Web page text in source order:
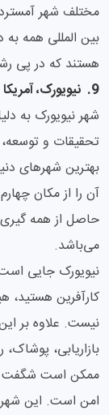
مختلف شهر
بین المللی همه به
هستند که در پی
9. نیویورک، آمریکا
شهر نیویورک به
تحقیقات و
آن را از مکان
می‌باشد.
نیویورک جایی
کارآفرین هستید،
نیست. علاوه بر
بازاریابی،
ممکن است شگفت